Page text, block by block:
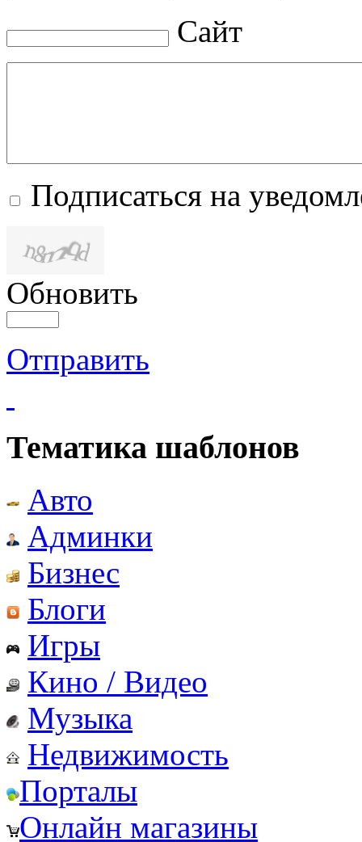
Сайт
Подписаться на
Обновить
Отправить
Тематика шаблонов
Авто
Админки
Бизнес
Блоги
Игры
Кино / Видео
Музыка
Недвижимость
Порталы
Онлайн магазины